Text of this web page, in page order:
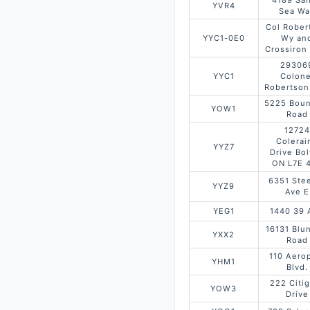
YVR4
Sea
YYC1-0E0
Col
Wy
Crossiron
YYC1
Robertson
YOW1
5225
Road
YYZ7
12724
Drive
ON L7E
YYZ9
6351
Ave E
YEG1
1440 39
YXX2
16131
Road
YHM1
110
Blvd.
YOW3
222
Drive